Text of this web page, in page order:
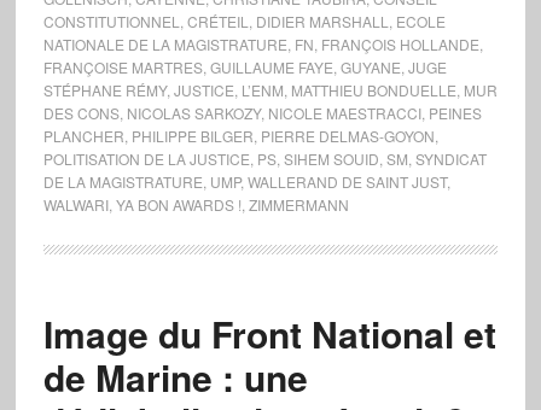
CONSTITUTIONNEL
CRÉTEIL DIDIER MARSHALL
ECOLE
NATIONALE DE LA MAGISTRATURE FN FRANÇOIS HOLLANDE
FRANÇOISE MARTRES, GUILLAUME FAYE GUYANE JUGE
STÉPHANE RÉMY, JUSTICE L’ENM MATTHIEU BONDUELLE MUR
DES CONS, NICOLAS SARKOZY, NICOLE MAESTRACCI, PEINES
PLANCHER PHILIPPE BILGER PIERRE DELMAS-GOYON
POLITISATION DE LA JUSTICE PS, SIHEM SOUID SM SYNDICAT
DE LA MAGISTRATURE UMP, WALLERAND DE SAINT JUST,
WALWARI, YA BON AWARDS ! ZIMMERMANN
Image du Front National et
de Marine : une